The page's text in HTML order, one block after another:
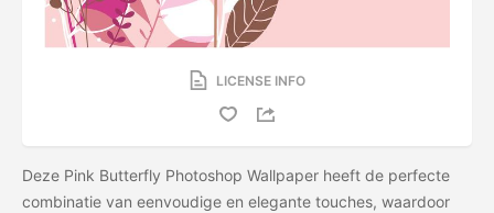
LICENSE INFO
Deze Pink Butterfly Photoshop Wallpaper heeft de perfecte
combinatie van eenvoudige en elegante touches, waardoor